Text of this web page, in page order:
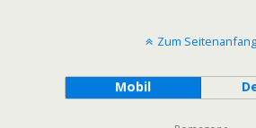
Zum Seitenanfang
Mobil